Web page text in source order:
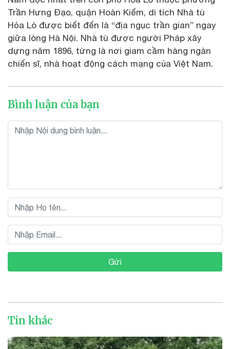
Trần Hưng Đạo, quận Hoàn Kiếm, di tích Nhà tù
Hỏa Lò được biết đến là “địa ngục trần gian” ngay
giữa lòng Hà Nội. Nhà tù được người Pháp xây
dựng năm 1896, từng là nơi giam cầm hàng ngàn
chiến sĩ, nhà hoạt động cách mạng của Việt Nam.
Bình luận của bạn
Gửi
Tin khác